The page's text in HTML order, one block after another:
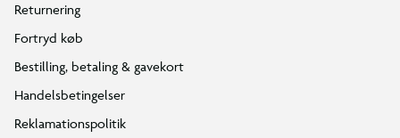
Returnering
Fortryd køb
Bestilling, betaling & gavekort
Handelsbetingelser
Reklamationspolitik